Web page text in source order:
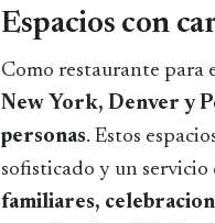
Espacios con
Como restaurante para
New York, Denver y
personas. Estos
sofisticado y un
familiares,